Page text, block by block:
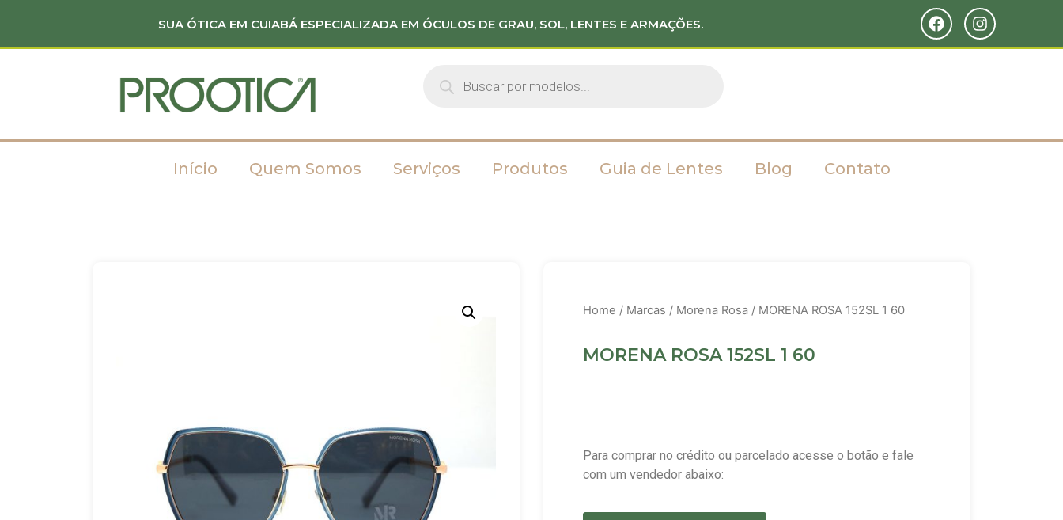
SUA ÓTICA EM CUIABÁ ESPECIALIZADA EM ÓCULOS DE GRAU, SOL, LENTES E ARMAÇÕES.
Início Quem Somos Serviços Produtos Guia de Lentes Blog Contato
Home / Marcas / Morena Rosa / MORENA ROSA 152SL 1 60
MORENA ROSA 152SL 1 60
Para comprar no crédito ou parcelado acesse o botão e fale
com um vendedor abaixo: